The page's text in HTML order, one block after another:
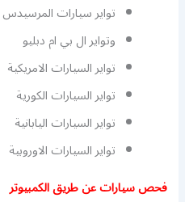
تواير سيارات المرسيدس
وتواير ال بي ام دبليو
تواير السيارات الامريكية
تواير السيارات الكورية
تواير السيارات اليابانية
تواير السيارات الاوروبية
فحص سيارات عن طريق الكمبيوتر